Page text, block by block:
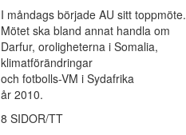
I måndags började AU sitt toppmöte.
Mötet ska bland annat handla om
Darfur, oroligheterna i Somalia,
klimatförändringar
och fotbolls-VM i Sydafrika
år 2010.
8 SIDOR/TT